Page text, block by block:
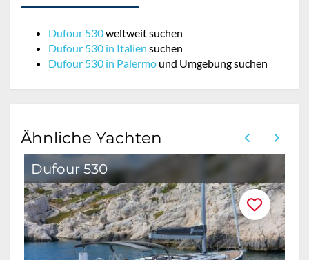
Dufour 530weltweit suchen
Dufour 530 in Italien suchen
Dufour 530 in Palermo und Umgebung suchen
Ähnliche Yachten
Dufour 530